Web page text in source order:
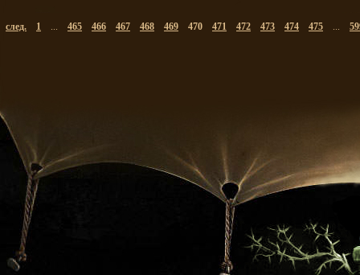
след. 1 ... 465 466 467 468 469 470 471 472 473 474 475 ...